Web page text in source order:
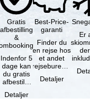
Gratis
afbestilling
&
Indenfor 5
dage kan
du gratis
afbestille
Detaljer
Best-Price-
garanti
Finder du
en rejse hos
et andet
rejsebureau,
er billigere
Detaljer
Er